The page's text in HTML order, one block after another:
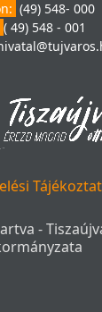
(49) 548- 000
( 49) 548 - 001
-